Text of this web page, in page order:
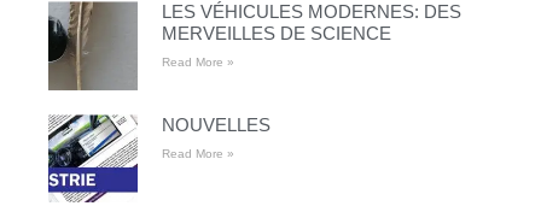
LES VÉHICULES MODERNES: DES
MERVEILLES DE SCIENCE
Read More »
NOUVELLES
Read More »